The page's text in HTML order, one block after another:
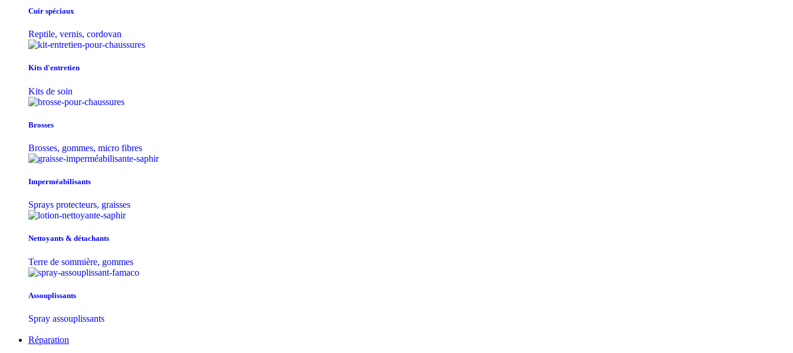
Cuir spéciaux
Reptile, vernis, cordovan
Kits d'entretien
Kits de soin
Brosses
Brosses, gommes, micro fibres
Imperméabilisants
Sprays protecteurs, graisses
Nettoyants & détachants
Terre de sommière, gommes
Assouplissants
Spray assouplissants
Réparation